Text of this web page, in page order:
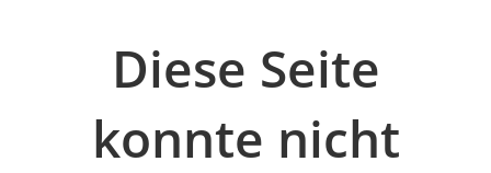
Diese Seite
konnte nicht